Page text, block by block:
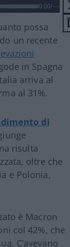
0:00/--:--
possa
un recente
in Spagna
arriva al
al 31%.
di
risulta
oltre che
e Polonia,
è Macron
col 42%, che
C’avevano